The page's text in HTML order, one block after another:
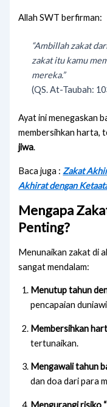
Allah SWT berfirman:
“Ambillah zakat
zakat itu kamu
mereka.”
(QS. At-Taubah:
Ayat ini menegaskan
membersihkan harta,
jiwa.
Baca juga : Zakat
Akhirat dengan
Mengapa
Penting?
Menunaikan zakat di
sangat mendalam:
Menutup tahun
pencapaian
Membersihkan
tertunaikan.
Mengawali tahun
dan doa dari para
Mengurangi risiko